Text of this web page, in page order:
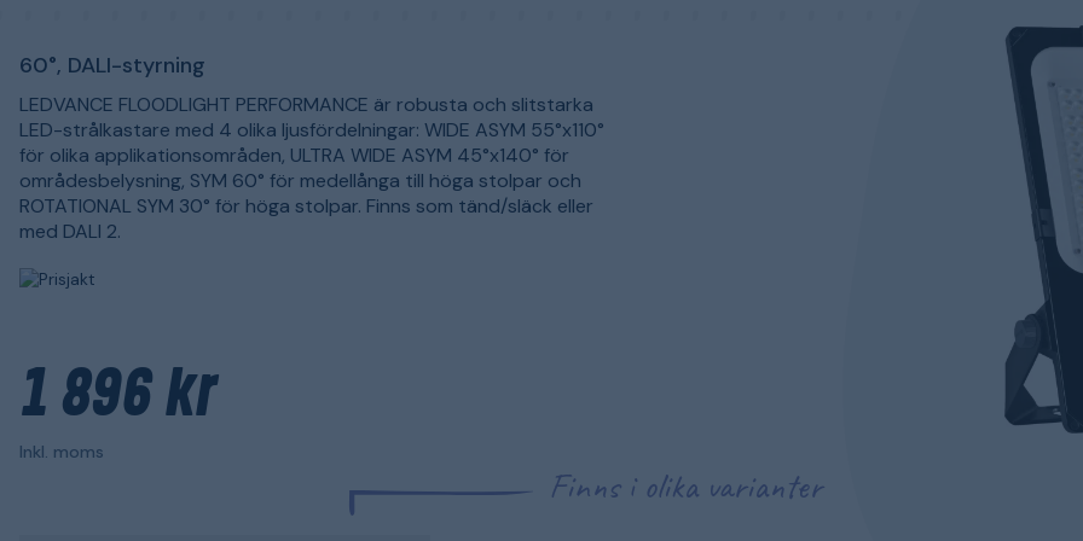
60°, DALI-styrning
LEDVANCE FLOODLIGHT PERFORMANCE är robusta och slitstarka
LED-strålkastare med 4 olika ljusfördelningar: WIDE ASYM 55°x110°
för olika applikationsområden, ULTRA WIDE ASYM 45°x140° för
områdesbelysning, SYM 60° för medellånga till höga stolpar och
ROTATIONAL SYM 30° för höga stolpar. Finns som tänd/släck eller
med DALI 2.
1 896 kr
Inkl. moms
Finns i olika varianter